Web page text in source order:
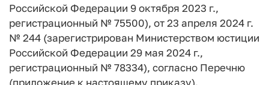
Российской Федерации 9 октября 2023 г.,
регистрационный № 75500), от 23 апреля 2024 г.
№ 244 (зарегистрирован Министерством юстиции
Российской Федерации 29 мая 2024 г.,
регистрационный № 78334), согласно Перечню
(приложение к настоящему приказу).